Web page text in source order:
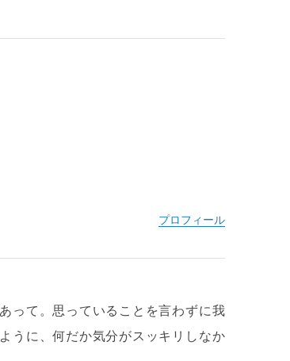
って。思っていることを言わずに我
うに、何だか気分がスッキリしなか